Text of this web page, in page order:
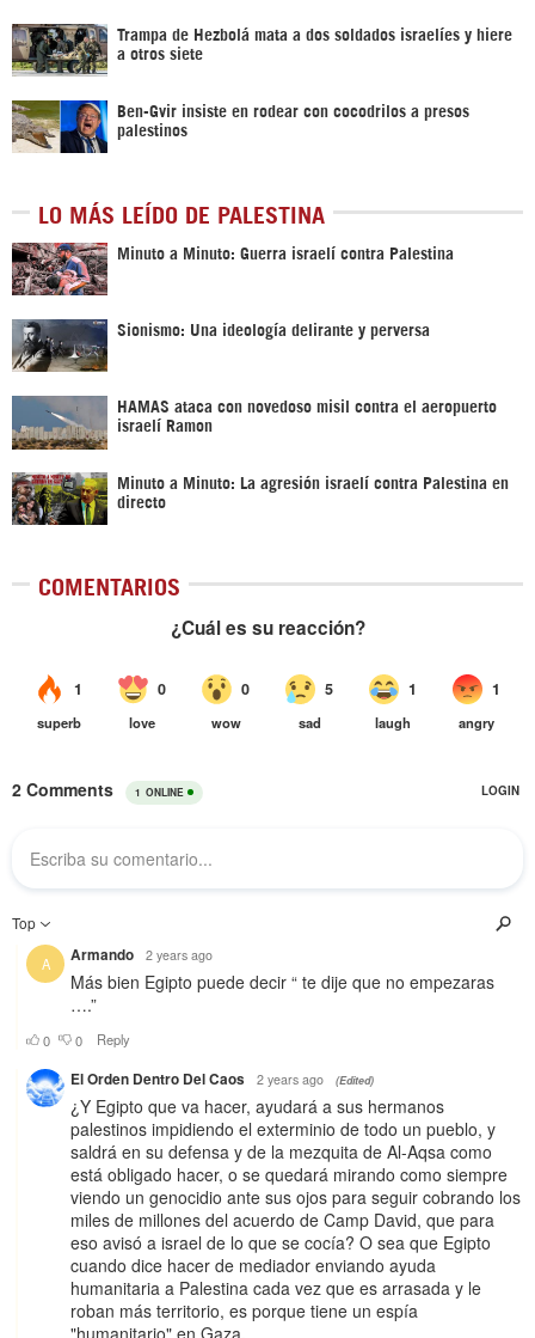
Trampa de Hezbolá mata a dos soldados israelíes y hiere
a otros siete
Ben-Gvir insiste en rodear con cocodrilos a presos
palestinos
LO MÁS LEÍDO DE PALESTINA
Minuto a Minuto: Guerra israelí contra Palestina
Sionismo: Una ideología delirante y perversa
HAMAS ataca con novedoso misil contra el aeropuerto
israelí Ramon
Minuto a Minuto: La agresión israelí contra Palestina en
directo
COMENTARIOS